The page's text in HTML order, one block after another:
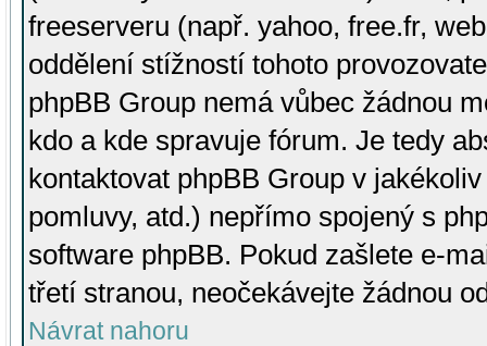
freeserveru (např. yahoo, free.fr,
oddělení stížností tohoto
phpBB Group nemá vůbec žádnou
kdo a kde spravuje fórum. Je tedy
kontaktovat phpBB Group v
pomluvy, atd.) nepřímo spojený s
software phpBB. Pokud zašlete e-
třetí stranou, neočekávejte žádnou
Návrat nahoru